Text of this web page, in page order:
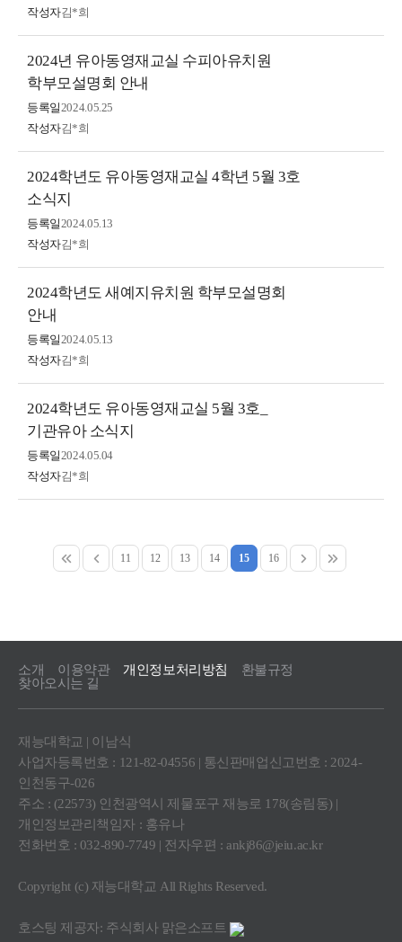
작성자김*희
2024년 유아동영재교실 수피아유치원
학부모설명회 안내
등록일2024.05.25
작성자김*희
2024학년도 유아동영재교실 4학년 5월 3호
소식지
등록일2024.05.13
작성자김*희
2024학년도 새예지유치원 학부모설명회
안내
등록일2024.05.13
작성자김*희
2024학년도 유아동영재교실 5월 3호_
기관유아 소식지
등록일2024.05.04
작성자김*희
11 12 13 14 15 16
소개 이용약관 개인정보처리방침
환불규정
찾아오시는 길
재능대학교 | 이남식
사업자등록번호 : 121-82-04556 | 통신판매업신고번호 : 2024-
인천동구-026
주소 : (22573) 인천광역시 제물포구 재능로 178(송림동) |
개인정보관리책임자 : 홍유나
전화번호 : 032-890-7749 | 전자우편 : ankj86@jeiu.ac.kr
Copyright (c) 재능대학교 All Rights Reserved.
호스팅 제공자: 주식회사 맑은소프트